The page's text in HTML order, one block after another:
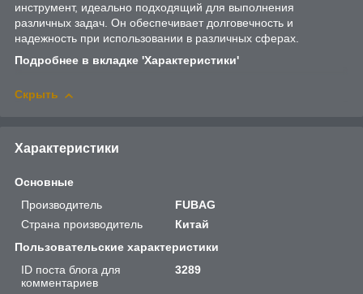
инструмент, идеально подходящий для выполнения
различных задач. Он обеспечивает долговечность и
надежность при использовании в различных сферах.
Подробнее в вкладке 'Характеристики'
Скрыть
Характеристики
Основные
Производитель
FUBAG
Страна производитель
Китай
Пользовательские характеристики
ID поста блога для
комментариев
3289